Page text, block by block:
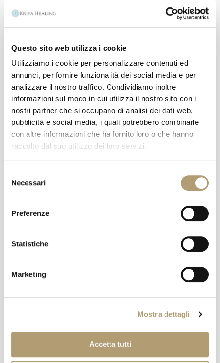
Questo sito web utilizza i cookie
Utilizziamo i cookie per personalizzare contenuti ed
annunci, per fornire funzionalità dei social media e per
analizzare il nostro traffico. Condividiamo inoltre
informazioni sul modo in cui utilizza il nostro sito con i
nostri partner che si occupano di analisi dei dati web,
pubblicità e social media, i quali potrebbero combinarle
con altre informazioni che ha fornito loro o che hanno
raccolto dal suo utilizzo dei loro servizi.
delNecessari
Preferenze
Statistiche
Marketing
Mostra dettagli
Accetta tutti
Cecilia e Vivek Sharma
Prodotti correlati
Sold out
euro 20 ogni incontro per
dopo aver provveduto al suo
Sold out
Incontro di Giovedì 23 Luglio
prossimo Incontro! Il link
Zoom al Programma vi verrà
inviato dopo aver provveduto